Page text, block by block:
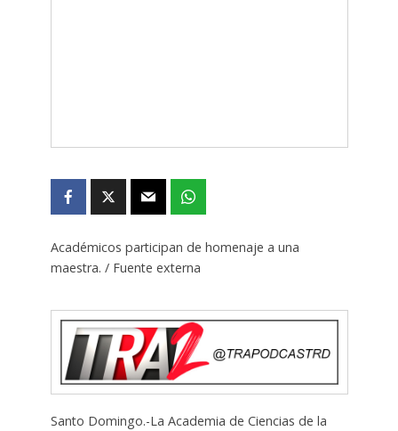
Académicos participan de homenaje a una
maestra. / Fuente externa
Santo Domingo.-La Academia de Ciencias de la